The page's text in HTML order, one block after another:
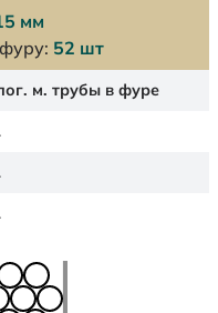
мм
52 шт
м. трубы в фуре